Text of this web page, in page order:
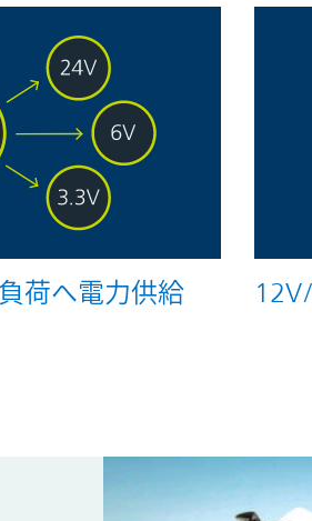
荷へ電力供給